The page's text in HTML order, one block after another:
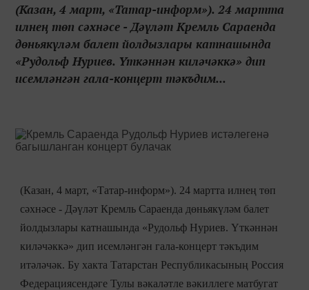
(Казан, 4 март, «Татар-информ»). 24 мартта
илнең төп сәхнәсе - Дәүләт Кремль Сараенда
дөньякүләм балет йолдызлары катнашында
«Рудольф Нуриев. Үткәннән киләчәккә» дип
исемләнгән гала-концерт тәкъдим...
(Казан, 4 март, «Татар-информ»). 24 мартта илнең төп
сәхнәсе - Дәүләт Кремль Сараенда дөньякүләм балет
йолдызлары катнашында «Рудольф Нуриев. Үткәннән
киләчәккә» дип исемләнгән гала-концерт тәкъдим
итәләчәк. Бу хакта Татарстан Республикасының Россия
Федерациясендәге Тулы вәкаләтле вәкиллеге матбугат